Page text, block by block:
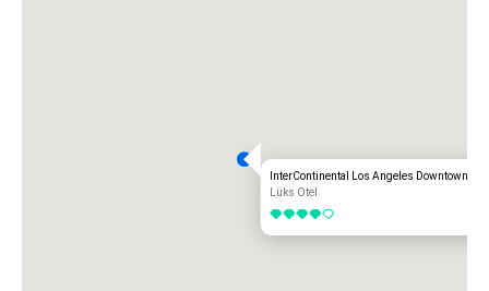
InterContinental Los Angeles Downtown
Lüks Otel
4 / 5